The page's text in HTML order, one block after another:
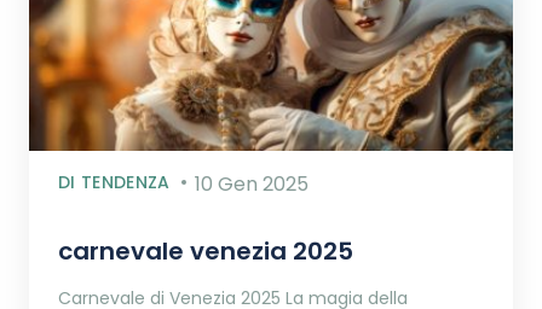
DI TENDENZA 10 Gen 2025
carnevale venezia 2025
Carnevale di Venezia 2025 La magia della